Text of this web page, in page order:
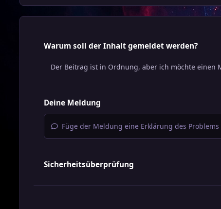
Warum soll der Inhalt gemeldet werden?
Deine Meldung
Füge der Meldung eine Erklärung des
Sicherheitsüberprüfung